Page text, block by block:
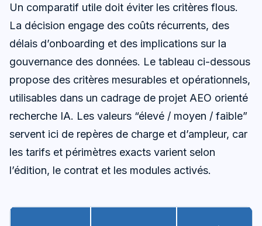
Un comparatif utile doit éviter les critères flous.
La décision engage des coûts récurrents, des
délais d’onboarding et des implications sur la
gouvernance des données. Le tableau ci-dessous
propose des critères mesurables et opérationnels,
utilisables dans un cadrage de projet AEO orienté
recherche IA. Les valeurs “élevé / moyen / faible”
servent ici de repères de charge et d’ampleur, car
les tarifs et périmètres exacts varient selon
l’édition, le contrat et les modules activés.